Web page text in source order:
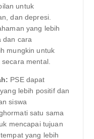
untuk
dan depresi.
yang lebih
dan cara
mungkin untuk
mental.
PSE dapat
lebih positif dan
siswa
satu sama
mencapai tujuan
yang lebih